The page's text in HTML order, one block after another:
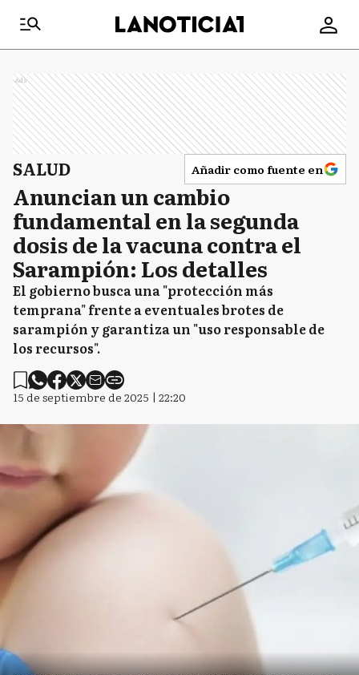
Ads
SALUD Añadir como fuente en
Anuncian un cambio
fundamental en la segunda
dosis de la vacuna contra el
Sarampión: Los detalles
El gobierno busca una "protección más
temprana" frente a eventuales brotes de
sarampión y garantiza un "uso responsable de
los recursos".
15 de septiembre de 2025 | 22:20